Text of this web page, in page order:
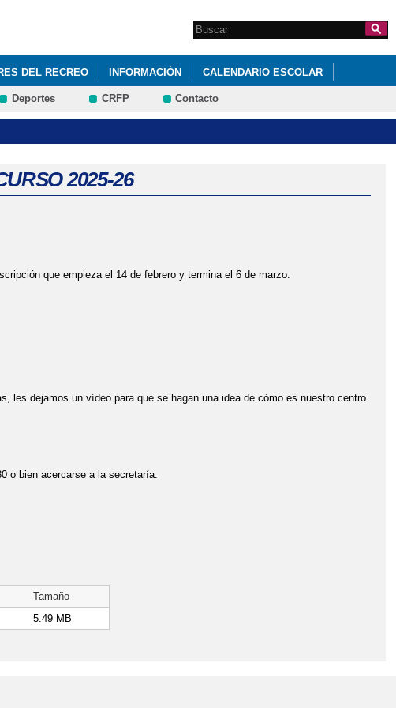
Formulario de
búsqueda
Search this site
DEL RECREO INFORMACIÓN CALENDARIO ESCOLAR
Deportes CRFP Contacto
2025-26
que empieza el 14 de febrero y termina el 6 de marzo.
les dejamos un vídeo para que se hagan una idea de cómo es nuestro centro
o bien acercarse a la secretaría.
Tamaño
5.49 MB